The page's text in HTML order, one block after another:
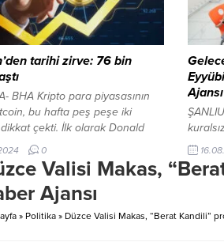
değinen Şahin, ‘’Kıymetli
Arkadaşlarım;...
tarihi zirve: 76 bin
BHA Kripto para piyasasının
bu hafta peş peşe iki
çekti. İlk olarak Donald
ABD başkanlık seçimlerinde
tarihi bir yükseliş
Bitcoin, ardından ABD Merkez
Fed’in politika faizini 25 baz
rekor seviyeye ulaştı.
başkanlık yarışındaki kripto
0
Ajansı
Valisi Makas,
Ajansı
» Politika » Düzce Valisi Makas, “Berat Kandili”